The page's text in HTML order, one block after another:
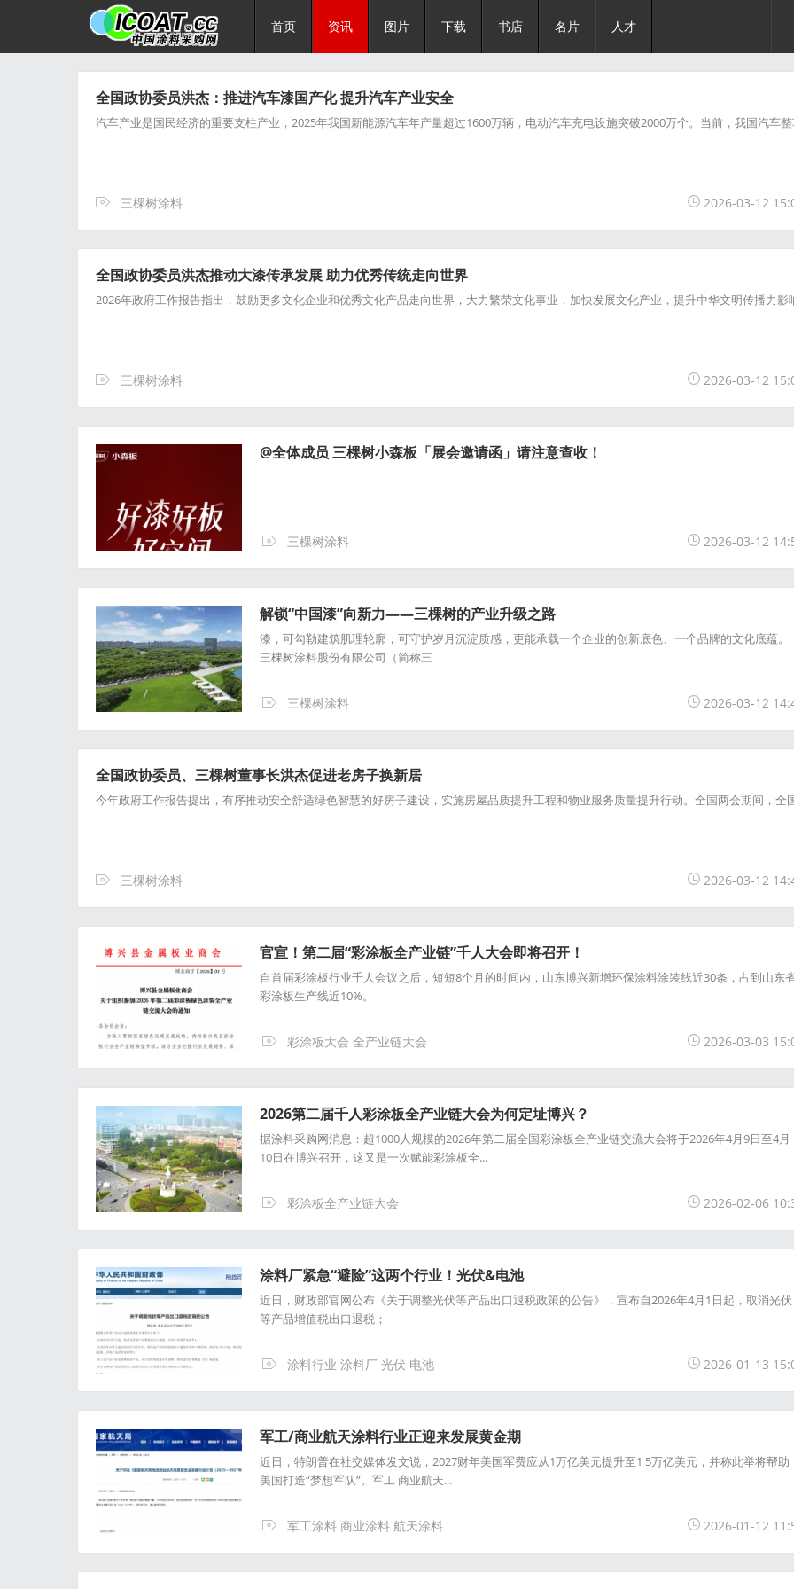
首页 资讯 图片 下载 书店 名片 人才
全国政协委员洪杰：推进汽车漆国产化 提升汽车产业安全
汽车产业是国民经济的重要支柱产业，2025年我国新能源汽车年产量超过1600万辆，电动汽车充电设施突破2000万个。当前，我国汽车
三棵树涂料 2026-03-12
全国政协委员洪杰推动大漆传承发展 助力优秀传统走向世界
2026年政府工作报告指出，鼓励更多文化企业和优秀文化产品走向世界，大力繁荣文化事业，加快发展文化产业，提升中华文明传播力影
三棵树涂料 2026-03-12
@全体成员 三棵树小森板「展会邀请函」请注意查收！
三棵树涂料 2026-03-12
解锁“中国漆”向新力——三棵树的产业升级之路
漆，可勾勒建筑肌理轮廓，可守护岁月沉淀质感，更能承载一个企业的创新底色、一个品牌的文化底蕴。
三棵树涂料股份有限公司（简称三
三棵树涂料 2026-03-12
全国政协委员、三棵树董事长洪杰促进老房子换新居
今年政府工作报告提出，有序推动安全舒适绿色智慧的好房子建设，实施房屋品质提升工程和物业服务质量提升行动。全国两会期间，全
三棵树涂料 2026-03-12
官宣！第二届“彩涂板全产业链”千人大会即将召开！
自首届彩涂板行业千人会议之后，短短8个月的时间内，山东博兴新增环保涂料涂装线近30条，占到山东
彩涂板生产线近10%。
彩涂板大会 全产业链大会 2026-03-03
2026第二届千人彩涂板全产业链大会为何定址博兴？
据涂料采购网消息：超1000人规模的2026年第二届全国彩涂板全产业链交流大会将于2026年4月9日至4月
10日在博兴召开，这又是一次赋能彩涂板全...
彩涂板全产业链大会 2026-02-06
涂料厂紧急“避险”这两个行业！光伏&电池
近日，财政部官网公布《关于调整光伏等产品出口退税政策的公告》，宣布自2026年4月1日起，取消光伏
等产品增值税出口退税；
涂料行业 涂料厂 光伏 电池 2026-01-13
军工/商业航天涂料行业正迎来发展黄金期
近日，特朗普在社交媒体发文说，2027财年美国军费应从1万亿美元提升至1 5万亿美元，并称此举将帮助
美国打造“梦想军队”。军工 商业航天...
军工涂料 商业涂料 航天涂料 2026-01-12